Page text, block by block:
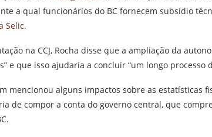
a qual funcionários do BC fornecem subsídio
Selic.
na CCJ, Rocha disse que a ampliação da
e que isso ajudaria a concluir “um longo processo
mencionou alguns impactos sobre as estatísticas
de compor a conta do governo central, que